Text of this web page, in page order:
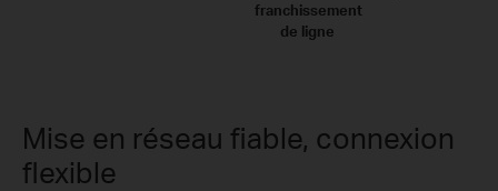
franchissement
de ligne
Mise en réseau fiable, connexion
flexible